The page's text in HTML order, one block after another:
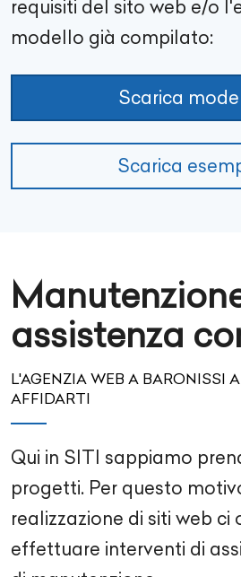
requisiti del sito web e/o
modello già compilato:
Scarica
Scarica
assistenza
L'AGENZIA WEB A BARONISSI
AFFIDARTI
Qui in SITI sappiamo
progetti. Per questo
realizzazione di siti web ci
effettuare interventi di